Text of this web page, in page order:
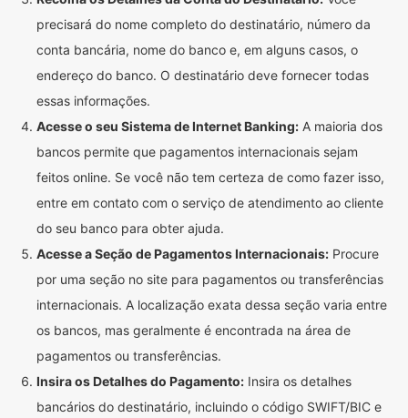
precisará do nome completo do destinatário, número da
conta bancária, nome do banco e, em alguns casos, o
endereço do banco. O destinatário deve fornecer todas
essas informações.
Acesse o seu Sistema de Internet Banking: A maioria dos
bancos permite que pagamentos internacionais sejam
feitos online. Se você não tem certeza de como fazer isso,
entre em contato com o serviço de atendimento ao cliente
do seu banco para obter ajuda.
Acesse a Seção de Pagamentos Internacionais: Procure
por uma seção no site para pagamentos ou transferências
internacionais. A localização exata dessa seção varia entre
os bancos, mas geralmente é encontrada na área de
pagamentos ou transferências.
Insira os Detalhes do Pagamento: Insira os detalhes
bancários do destinatário, incluindo o código SWIFT/BIC e